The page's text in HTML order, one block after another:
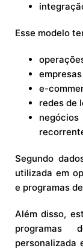
Esse modelo
e-
redes de
Segundo
utilizada em
e programas
Além disso,
programas
personalizada